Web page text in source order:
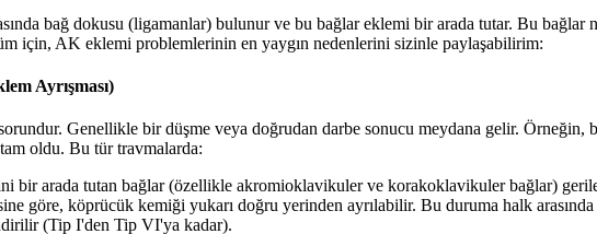
bağ dokusu (ligamanlar) bulunur ve bu bağlar eklemi bir arada tutar. Bu bağlar
için, AK eklemi problemlerinin en yaygın nedenlerini sizinle paylaşabilirim:
Ayrışması)
Genellikle bir düşme veya doğrudan darbe sonucu meydana gelir. Örneğin,
oldu. Bu tür travmalarda:
bir arada tutan bağlar (özellikle akromioklavikuler ve korakoklavikuler bağlar)
göre, köprücük kemiği yukarı doğru yerinden ayrılabilir. Bu duruma halk
(Tip I'den Tip VI'ya kadar).